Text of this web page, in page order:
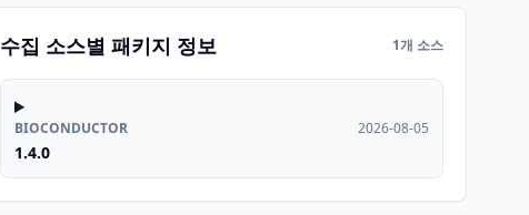
수집 소스별 패키지 정보 1개 소스
BIOCONDUCTOR
1.4.0
2026-08-05